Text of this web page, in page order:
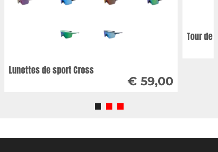
Lunettes de sport Cross
€ 59,00
Tour de